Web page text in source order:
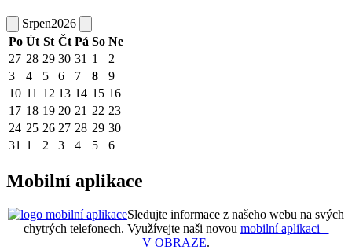
Srpen2026
Po Út St Čt Pá So Ne
27 28 29 30 31 1
2
3
4 5 6 7 8
9
10 11 12 13 14 15 16
17 18 19 20 21 22 23
24 25 26 27 28 29 30
31 1 2 3 4 5 6
Mobilní aplikace
Sledujte informace z našeho webu na svých
chytrých telefonech. Využívejte naši novou mobilní aplikaci –
V OBRAZE.